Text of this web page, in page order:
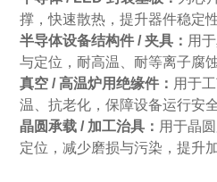
撑，快速散热，提升器件稳定
半导体设备结构件 / 夹具： 用
与定位，耐高温、耐等离子腐
真空 / 高温炉用绝缘件： 用于
温、抗老化，保障设备运行安全
晶圆承载 / 加工治具： 用于晶
定位，减少磨损与污染，提升